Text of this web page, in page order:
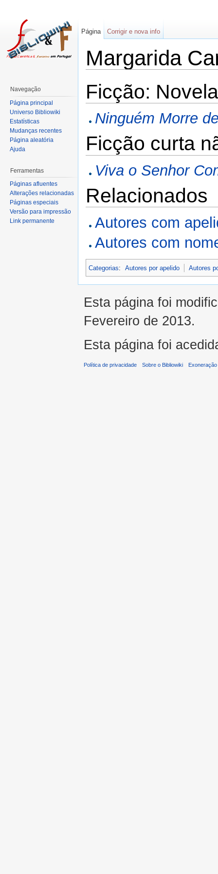
Margarida
Ficção: Novela
Ninguém Morre
Ficção curta
Viva o Senhor
Relacionados
Autores com
Autores com
Categorias: Autores por apelido Autores
Página Corrigir e nova info
Navegação
Página principal
Universo Bibliowiki
Estatísticas
Mudanças recentes
Página aleatória
Ajuda
Ferramentas
Páginas afluentes
Alterações relacionadas
Páginas especiais
Versão para impressão
Link permanente
Esta página foi
Fevereiro de 2013.
Esta página foi
Política de privacidade Sobre o Bibliowiki